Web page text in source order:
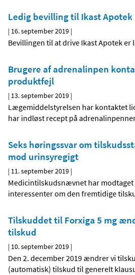
Ledig bevilling til Ikast Apotek
| 16. september 2019 |
Bevillingen til at drive Ikast Apotek er
Brugere af adrenalinpen
produktfejl
| 13. september 2019 |
Lægemiddelstyrelsen har kontaktet
har indløst recept på
Seks høringssvar om
mod urinsyregigt
| 11. september 2019 |
Medicintilskudsnævnet har modtaget
interessenter om den fremtidige
Tilskuddet til Forxiga 5 mg
tilskud
| 10. september 2019 |
Den 2. december 2019 ændrer vi
(automatisk) tilskud til generelt